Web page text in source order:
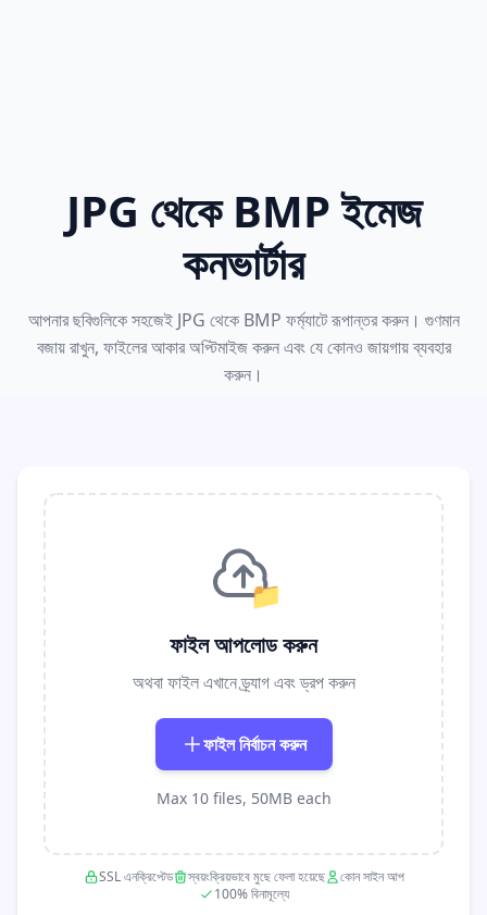
JPG থেকে BMP ইমেজ
কনভার্টার
আপনার ছবিগুলিকে সহজেই JPG থেকে BMP ফর্ম্যাটে রূপান্তর করুন। গুণমান
বজায় রাখুন, ফাইলের আকার অপ্টিমাইজ করুন এবং যে কোনও জায়গায় ব্যবহার
করুন।
📁
ফাইল আপলোড করুন
অথবা ফাইল এখানে ড্র্যাগ এবং ড্রপ করুন
ফাইল নির্বাচন করুন
Max 10 files, 50MB each
SSL এনক্রিপ্টেড স্বয়ংক্রিয়ভাবে মুছে ফেলা হয়েছে
কোন সাইন আপ
100% বিনামূল্যে